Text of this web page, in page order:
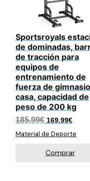
Sportsroyals
de dominadas,
de tracción para
equipos de
entrenamiento de
fuerza de
casa, capacidad de
peso de 200 kg
185.99€ El
precio
original
185.99€.
169.99€El
precio
actual
Material de Deporte
Comprar